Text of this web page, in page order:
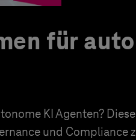
für
KI Agenten?
und Compliance